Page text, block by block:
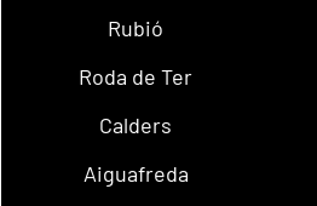
Rubió
Roda de Ter
Calders
Aiguafreda